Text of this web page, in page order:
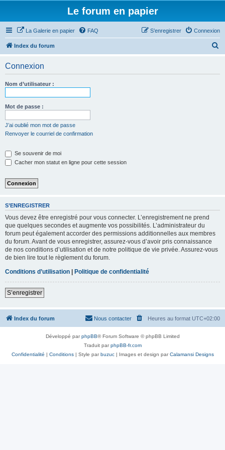
Le forum en papier
La Galerie en papier FAQ Connexion
S’enregistrer
Index du forum
Connexion
Nom d’utilisateur :
Mot de passe :
J’ai oublié mon mot de passe
Renvoyer le courriel de confirmation
Se souvenir de moi
Cacher mon statut en ligne pour cette session
S’ENREGISTRER
Vous devez être enregistré pour vous connecter. L’enregistrement ne prend
que quelques secondes et augmente vos possibilités. L’administrateur du
forum peut également accorder des permissions additionnelles aux membres
du forum. Avant de vous enregistrer, assurez-vous d’avoir pris connaissance
de nos conditions d’utilisation et de notre politique de vie privée. Assurez-vous
de bien lire tout le règlement du forum.
Conditions d’utilisation | Politique de confidentialité
S’enregistrer
Index du forum Heures au format UTC+02:00
Nous contacter
Développé parphpBB® Forum Software © phpBB Limited
Traduit parphpBB-fr.com
Confidentialité | Conditions| Style parbuzuc| Images et design parCalamansi Designs